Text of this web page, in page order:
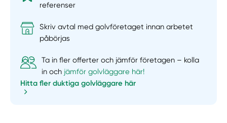
referenser
Skriv avtal med golvföretaget innan arbetet
påbörjas
Ta in fler offerter och jämför företagen – kolla
in och jämför golvläggare här!
Hitta fler duktiga golvläggare här